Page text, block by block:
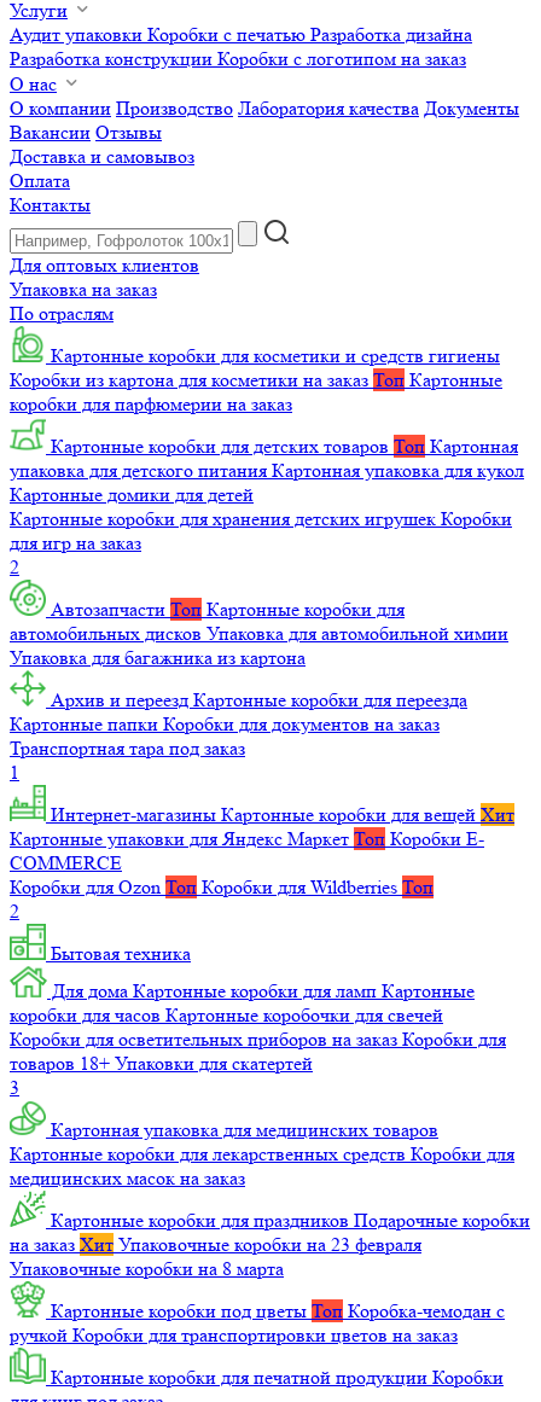
Услуги
Аудит упаковки Коробки с печатью Разработка дизайна
Разработка конструкции Коробки с логотипом на заказ
О нас
О компании Производство Лаборатория качества Документы
Вакансии Отзывы
Доставка и самовывоз
Оплата
Контакты
Для оптовых клиентов
Упаковка на заказ
По отраслям
Картонные коробки для косметики и средств гигиены
Коробки из картона для косметики на заказ Топ Картонные
коробки для парфюмерии на заказ
Картонные коробки для детских товаров Топ Картонная
упаковка для детского питания Картонная упаковка для кукол
Картонные домики для детей
Картонные коробки для хранения детских игрушек Коробки
для игр на заказ
2
Автозапчасти Топ Картонные коробки для
автомобильных дисков Упаковка для автомобильной химии
Упаковка для багажника из картона
Архив и переезд Картонные коробки для переезда
Картонные папки Коробки для документов на заказ
Транспортная тара под заказ
1
Интернет-магазины Картонные коробки для вещей Хит
Картонные упаковки для Яндекс Маркет Топ Коробки E-
COMMERCE
Коробки для Ozon Топ Коробки для Wildberries Топ
2
Бытовая техника
Для дома Картонные коробки для ламп Картонные
коробки для часов Картонные коробочки для свечей
Коробки для осветительных приборов на заказ Коробки для
товаров 18+ Упаковки для скатертей
3
Картонная упаковка для медицинских товаров
Картонные коробки для лекарственных средств Коробки для
медицинских масок на заказ
Картонные коробки для праздников Подарочные коробки
на заказ Хит Упаковочные коробки на 23 февраля
Упаковочные коробки на 8 марта
Картонные коробки под цветы Топ Коробка-чемодан с
ручкой Коробки для транспортировки цветов на заказ
Картонные коробки для печатной продукции Коробки